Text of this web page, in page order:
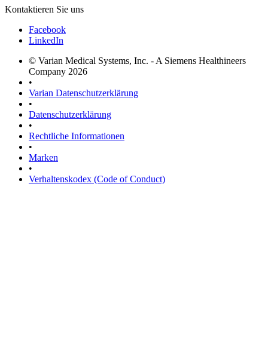
Kontaktieren Sie uns
Facebook
LinkedIn
© Varian Medical Systems, Inc. - A Siemens Healthineers
Company 2026
•
Varian Datenschutzerklärung
•
Datenschutzerklärung
•
Rechtliche Informationen
•
Marken
•
Verhaltenskodex (Code of Conduct)